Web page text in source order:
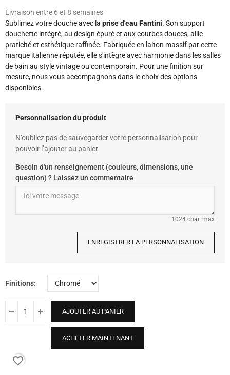
Livraison entre 6 et 8 semaines
Sublimez votre douche avec la prise d'eau Fantini. Son support
douchette intégré, au design épuré et aux courbes douces, allie
praticité et esthétique raffinée. Fabriquée en laiton massif par cette
marque italienne réputée, elle s'intègre avec harmonie dans les salles
de bain au style vintage ou contemporain. Pour une finition sur
mesure, nous vous accompagnons dans le choix des options
disponibles.
Personnalisation du produit
N’oubliez pas de sauvegarder votre personnalisation pour
pouvoir l’ajouter au panier
Besoin d'un renseignement (couleurs, dimensions, une
question) ? Laissez un commentaire
1024 char. max
ENREGISTRER LA PERSONNALISATION
Finitions
AJOUTER AU PANIER
ACHETER MAINTENANT
favorite_border